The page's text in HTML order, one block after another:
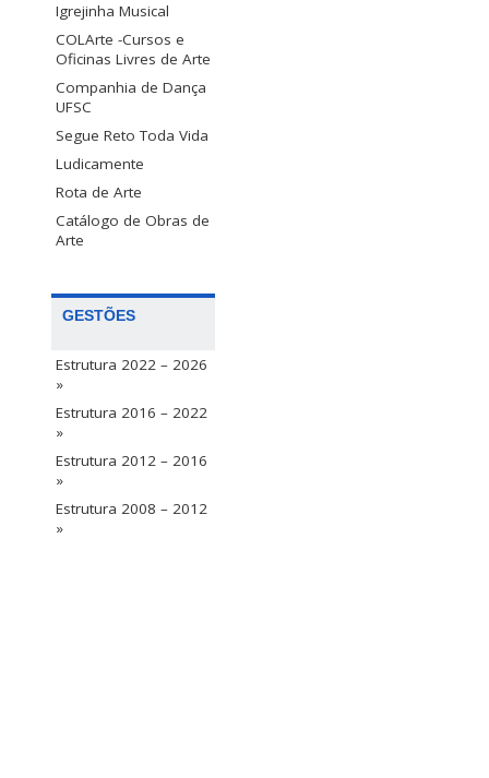
Igrejinha Musical
COLArte -Cursos e
Oficinas Livres de Arte
Companhia de Dança
UFSC
Segue Reto Toda Vida
Ludicamente
Rota de Arte
Catálogo de Obras de
Arte
GESTÕES
Estrutura 2022 – 2026
»
Estrutura 2016 – 2022
»
Estrutura 2012 – 2016
»
Estrutura 2008 – 2012
»